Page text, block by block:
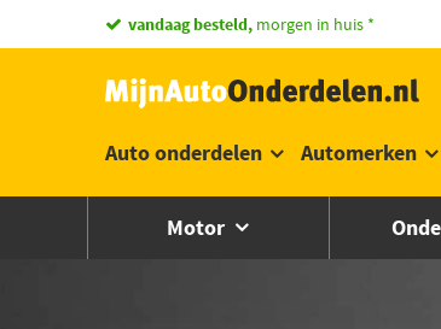
2 miljoen onderdelenop voorraad
Auto onderdelen Automerken
Motor